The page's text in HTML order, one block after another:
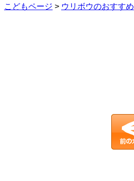
こどもページ > ウリボウのおすすめ